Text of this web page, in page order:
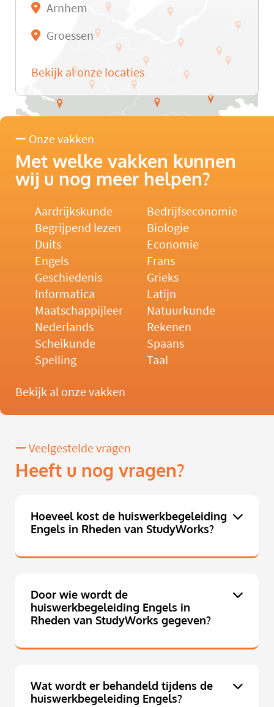
Arnhem
Groessen
Bekijk al onze locaties
Onze vakken
Met welke vakken kunnen
wij u nog meer helpen?
Aardrijkskunde
Bedrijfseconomie
Begrijpend lezen
Biologie
Duits
Economie
Engels
Frans
Geschiedenis
Grieks
Informatica
Latijn
Maatschappijleer
Natuurkunde
Nederlands
Rekenen
Scheikunde
Spaans
Spelling
Taal
Bekijk al onze vakken
Veelgestelde vragen
Heeft u nog vragen?
Hoeveel kost de huiswerkbegeleiding
Engels in Rheden van StudyWorks?
Door wie wordt de
huiswerkbegeleiding Engels in
Rheden van StudyWorks gegeven?
Wat wordt er behandeld tijdens de
huiswerkbegeleiding Engels?